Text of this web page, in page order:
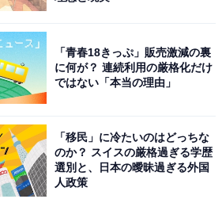
「青春18きっぷ」販売激減の裏
に何が？ 連続利用の厳格化だけ
ではない「本当の理由」
「移民」に冷たいのはどっちな
のか？ スイスの厳格過ぎる学歴
選別と、日本の曖昧過ぎる外国
人政策